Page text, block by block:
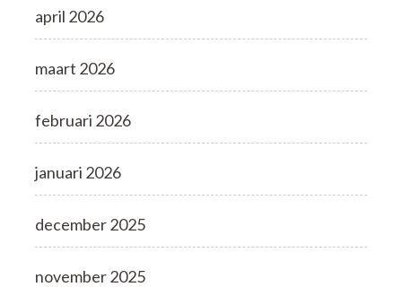
april 2026
maart 2026
februari 2026
januari 2026
december 2025
november 2025